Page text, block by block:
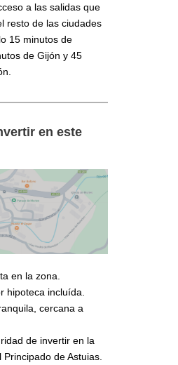
a las salidas que
resto de las ciudades
15 minutos de
de Gijón y 45
en este
en la zona.
hipoteca incluída.
cercana a
de invertir en la
de Astuias.